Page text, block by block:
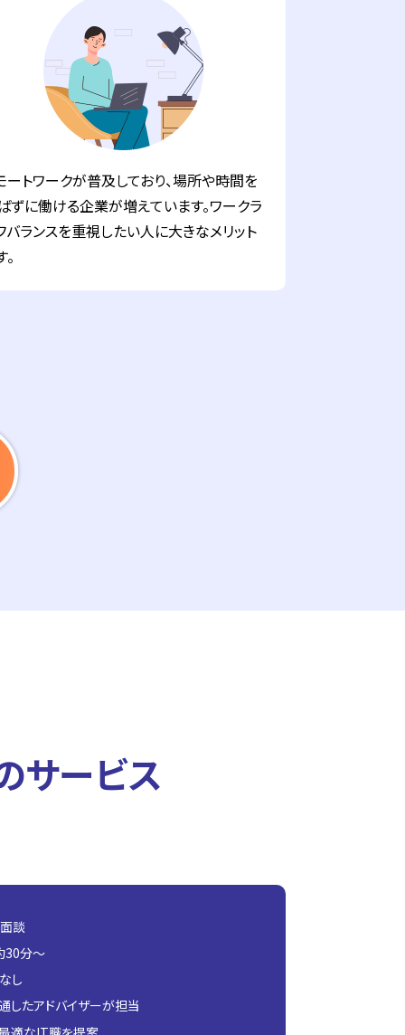
ートワークが普及しており、場所や時間を
ずに働ける企業が増えています。ワークラ
バランスを重視したい人に大きなメリット
サービス
談
30分〜
し
したアドバイザーが担当